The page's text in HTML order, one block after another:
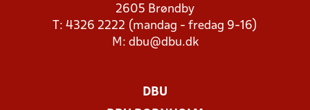
2605 Brøndby
T: 4326 2222 (mandag - fredag 9-16)
M: dbu@dbu.dk
DBU